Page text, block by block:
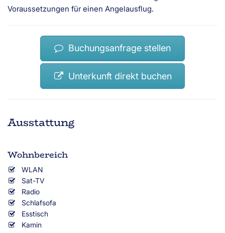
Voraussetzungen für einen Angelausflug.
Buchungsanfrage stellen
Unterkunft direkt buchen
Ausstattung
Wohnbereich
WLAN
Sat-TV
Radio
Schlafsofa
Esstisch
Kamin